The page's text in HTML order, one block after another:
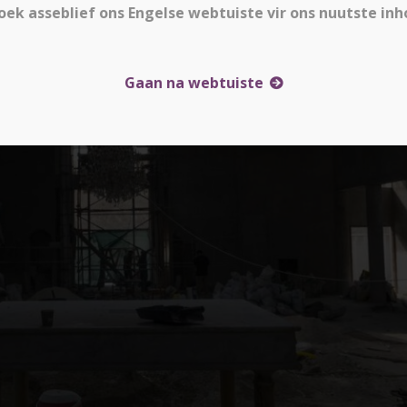
asseblief ons Engelse webtuiste vir ons nuutste
Gaan na webtuiste